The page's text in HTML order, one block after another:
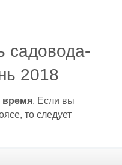
садовода-
2018
время. Если вы
то следует